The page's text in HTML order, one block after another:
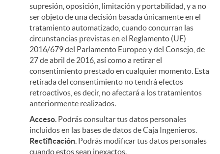
supresión, oposición, limitación y portabilidad, y a no
ser objeto de una decisión basada únicamente en el
tratamiento automatizado, cuando concurran las
circunstancias previstas en el Reglamento (UE)
2016/679 del Parlamento Europeo y del Consejo, de
27 de abril de 2016, así como a retirar el
consentimiento prestado en cualquier momento. Esta
retirada del consentimiento no tendrá efectos
retroactivos, es decir, no afectará a los tratamientos
anteriormente realizados.
Acceso. Podrás consultar tus datos personales
incluidos en las bases de datos de Caja Ingenieros.
Rectificación. Podrás modificar tus datos personales
cuando estos sean inexactos.